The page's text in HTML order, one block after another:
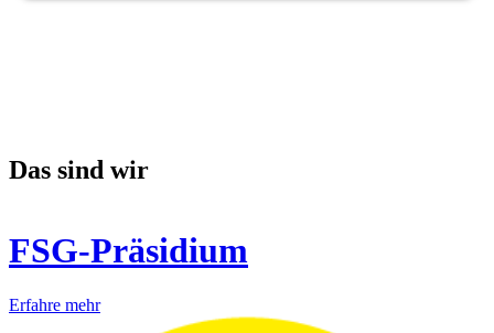
Das sind wir
FSG-Präsidium
Erfahre mehr